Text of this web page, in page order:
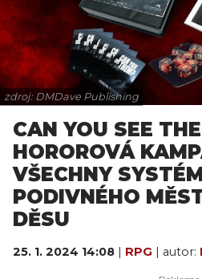
zdroj: DMDave Publishing
CAN YOU SEE
HOROROVÁ
VŠECHNY
PODIVNÉHO
DĚSU
25. 1. 2024 14:08 | RPG | autor: